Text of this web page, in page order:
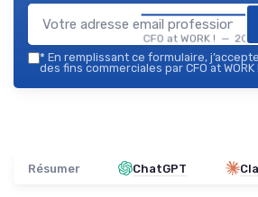
CFO at WORK ! — 2026
* En remplissant ce formulaire,
des fins commerciales par CFO at
Résumer ChatGPT